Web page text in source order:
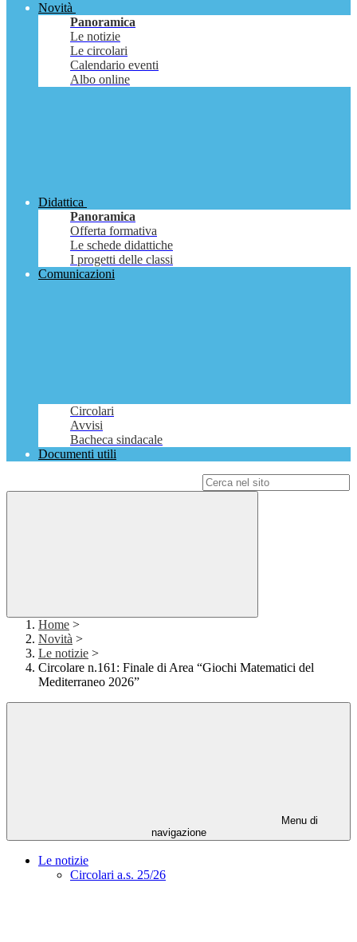
Novità
Panoramica
Le notizie
Le circolari
Calendario eventi
Albo online
Didattica
Panoramica
Offerta formativa
Le schede didattiche
I progetti delle classi
Comunicazioni
Circolari
Avvisi
Bacheca sindacale
Documenti utili
Home >
Novità >
Le notizie >
Circolare n.161: Finale di Area “Giochi Matematici del
Mediterraneo 2026”
Menu di
navigazione
Le notizie
Circolari a.s. 25/26